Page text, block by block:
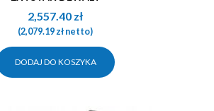
2,557.40 zł
(2,079.19złnetto)
DODAJ DO KOSZYKA